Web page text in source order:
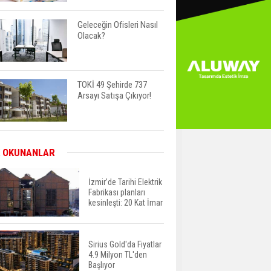
Geleceğin Ofisleri Nasıl
Olacak?
TOKİ 49 Şehirde 737
Arsayı Satışa Çıkıyor!
Fuzul’den Konut ve Araç
Finansmanında Kişiye
Özel Terzi Usulü
Planlama
Urla’da 8 Arsa 409
OKUNANLAR
İzmir’de Tarihi Elektrik
Fabrikası planları
kesinleşti: 20 Kat İmar
Sirius Gold'da Fiyatlar
4.9 Milyon TL'den
Başlıyor